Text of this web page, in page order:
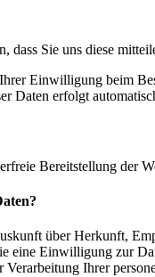
dass Sie uns diese
Einwilligung beim
Daten erfolgt
Bereitstellung der
über Herkunft,
eine Einwilligung zur
Ihrer